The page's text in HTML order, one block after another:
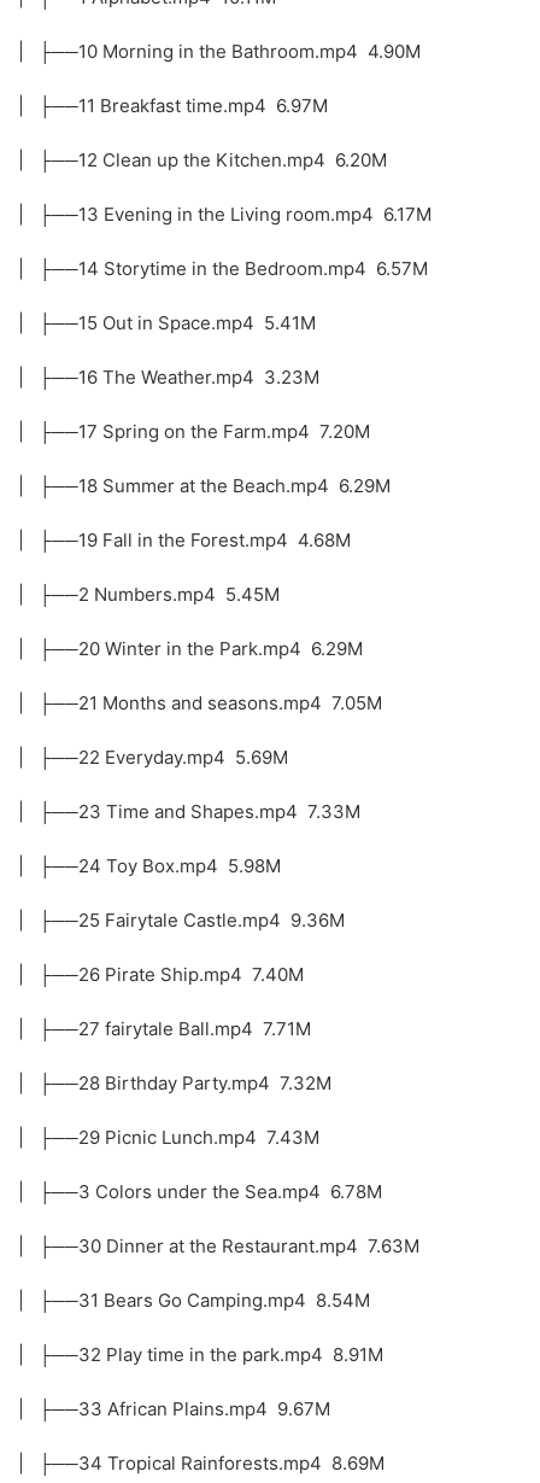
| ├──10 Morning in the Bathroom.mp4 4.90M
| ├──11 Breakfast time.mp4 6.97M
| ├──12 Clean up the Kitchen.mp4 6.20M
| ├──13 Evening in the Living room.mp4 6.17M
| ├──14 Storytime in the Bedroom.mp4 6.57M
| ├──15 Out in Space.mp4 5.41M
| ├──16 The Weather.mp4 3.23M
| ├──17 Spring on the Farm.mp4 7.20M
| ├──18 Summer at the Beach.mp4 6.29M
| ├──19 Fall in the Forest.mp4 4.68M
| ├──2 Numbers.mp4 5.45M
| ├──20 Winter in the Park.mp4 6.29M
| ├──21 Months and seasons.mp4 7.05M
| ├──22 Everyday.mp4 5.69M
| ├──23 Time and Shapes.mp4 7.33M
| ├──24 Toy Box.mp4 5.98M
| ├──25 Fairytale Castle.mp4 9.36M
| ├──26 Pirate Ship.mp4 7.40M
| ├──27 fairytale Ball.mp4 7.71M
| ├──28 Birthday Party.mp4 7.32M
| ├──29 Picnic Lunch.mp4 7.43M
| ├──3 Colors under the Sea.mp4 6.78M
| ├──30 Dinner at the Restaurant.mp4 7.63M
| ├──31 Bears Go Camping.mp4 8.54M
| ├──32 Play time in the park.mp4 8.91M
| ├──33 African Plains.mp4 9.67M
| ├──34 Tropical Rainforests.mp4 8.69M